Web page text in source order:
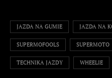
JAZDA NA GUMIE JAZDA NA
SUPERMOFOOLS SUPERMOTO
TECHNIKA JAZDY WHEELIE